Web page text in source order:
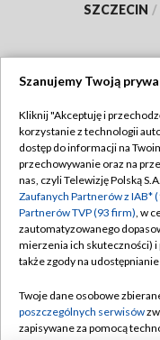
SZCZECIN /
Abonament TVP
Emisja w TVP
Centrum informacji
Naziemna
Rada Programowa
Szanujemy Twoją
Kliknij "Akceptuję i
korzystanie z technologii
dostęp do informacji na
przechowywanie oraz na
nas, czyli Telewizję Polską
Zaufanych Partnerów z IAB*
Partnerów TVP (93 firm), w
zautomatyzowanego
mierzenia ich skuteczności) i
także zgody na
Twoje dane osobowe
poszczególnych serwisów
zapisywane za pomocą